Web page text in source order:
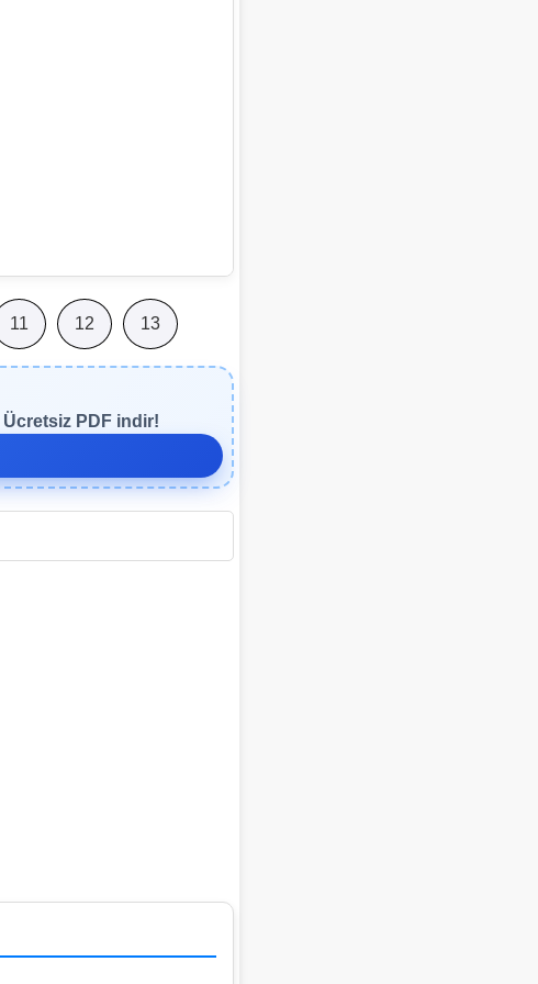
11 12 13
Ücretsiz PDF indir!